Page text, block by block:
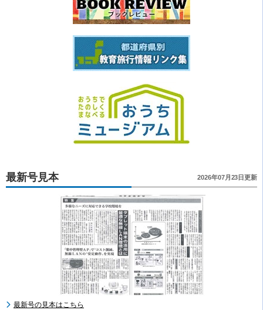
最新号見本 2026年07月23日更新
最新号の見本はこちら